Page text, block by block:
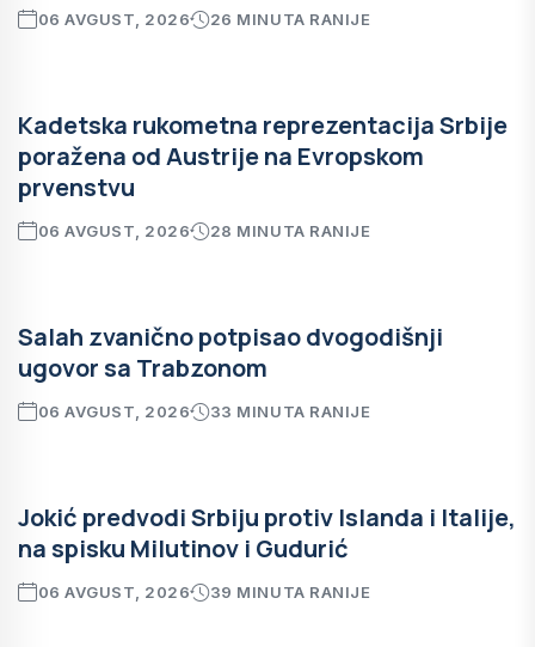
06 AVGUST, 2026 26 MINUTA RANIJE
Kadetska rukometna reprezentacija Srbije
poražena od Austrije na Evropskom
prvenstvu
06 AVGUST, 2026 28 MINUTA RANIJE
Salah zvanično potpisao dvogodišnji
ugovor sa Trabzonom
06 AVGUST, 2026 33 MINUTA RANIJE
Jokić predvodi Srbiju protiv Islanda i Italije,
na spisku Milutinov i Gudurić
06 AVGUST, 2026 39 MINUTA RANIJE